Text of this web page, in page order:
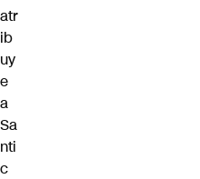
atr
ib
uy
e
a
Sa
nti
c